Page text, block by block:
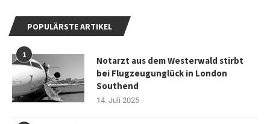
POPULÄRSTE ARTIKEL
1
Notarzt aus dem Westerwald stirbt
bei Flugzeugunglück in London
Southend
14. Juli 2025